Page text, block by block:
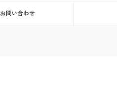
お問い合わせ